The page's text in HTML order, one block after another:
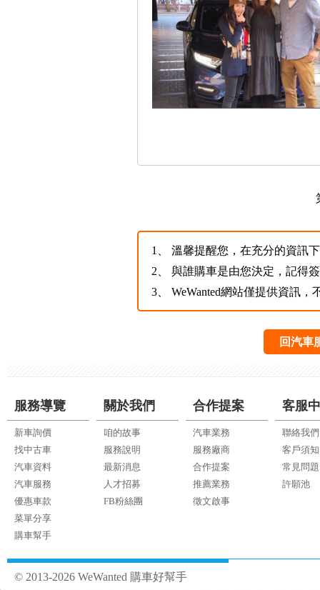
1、
溫馨提醒您，在充分的資訊
2、
與誰購車是由您決定，記得
3、
WeWanted網站僅提供資訊
回汽車
服務導覽
新車詢價
找中古車
汽車資料
汽車服務
優惠車款
菜單分享
購車幫手
關於我們
咱的故事
服務說明
最新消息
人才招募
FB粉絲團
合作提案
汽車業務
服務廠商
合作提案
推薦業務
徵文啟事
客服
聯絡我們
客戶須知
常見問題
許願池
© 2013-2026 WeWanted 購車好幫手